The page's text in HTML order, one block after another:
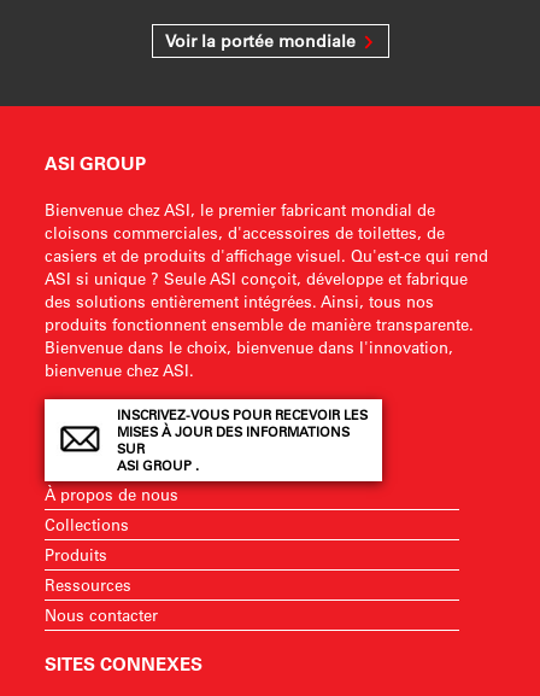
Voir la portée mondiale
ASI GROUP
Bienvenue chez ASI, le premier fabricant mondial de
cloisons commerciales, d'accessoires de toilettes, de
casiers et de produits d'affichage visuel. Qu'est-ce qui rend
ASI si unique ? Seule ASI conçoit, développe et fabrique
des solutions entièrement intégrées. Ainsi, tous nos
produits fonctionnent ensemble de manière transparente.
Bienvenue dans le choix, bienvenue dans l'innovation,
bienvenue chez ASI.
INSCRIVEZ-VOUS POUR RECEVOIR LES
MISES À JOUR DES INFORMATIONS
SUR
ASI GROUP .
À propos de nous
Collections
Produits
Ressources
Nous contacter
SITES CONNEXES